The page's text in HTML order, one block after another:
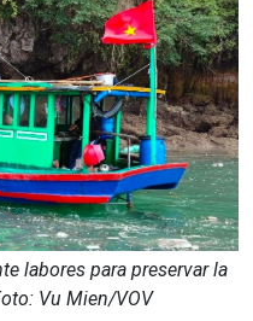
labores para preservar la
Vu Mien/VOV